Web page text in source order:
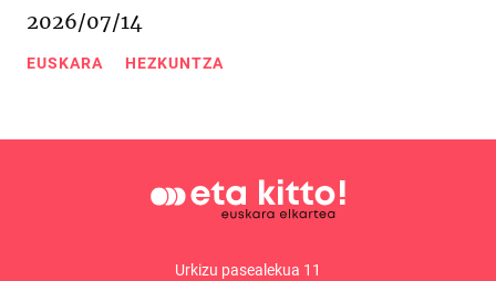
2026/07/14
EUSKARA HEZKUNTZA
Urkizu pasealekua 11